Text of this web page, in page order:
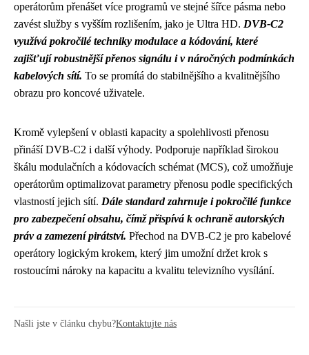
operátorům přenášet více programů ve stejné šířce pásma nebo
zavést služby s vyšším rozlišením, jako je Ultra HD. DVB-C2
využívá pokročilé techniky modulace a kódování, které
zajišťují robustnější přenos signálu i v náročných podmínkách
kabelových sítí. To se promítá do stabilnějšího a kvalitnějšího
obrazu pro koncové uživatele.
Kromě vylepšení v oblasti kapacity a spolehlivosti přenosu
přináší DVB-C2 i další výhody. Podporuje například širokou
škálu modulačních a kódovacích schémat (MCS), což umožňuje
operátorům optimalizovat parametry přenosu podle specifických
vlastností jejich sítí. Dále standard zahrnuje i pokročilé funkce
pro zabezpečení obsahu, čímž přispívá k ochraně autorských
práv a zamezení pirátství. Přechod na DVB-C2 je pro kabelové
operátory logickým krokem, který jim umožní držet krok s
rostoucími nároky na kapacitu a kvalitu televizního vysílání.
Našli jste v článku chybu?Kontaktujte nás